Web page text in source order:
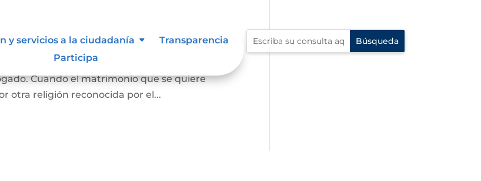
y servicios a la ciudadanía
Transparencia
Participa
en notaría, siempre que las partes estén
Cuando el matrimonio que se quiere
otra religión reconocida por el...